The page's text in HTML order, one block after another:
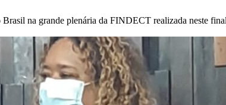
na grande plenária da FINDECT realizada neste